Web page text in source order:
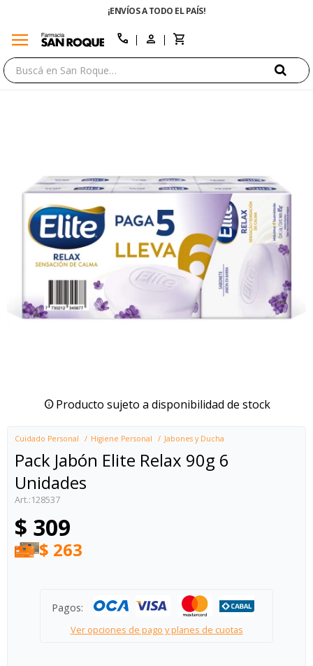
¡ENVÍOS A TODO EL PAÍS!
menu call
Producto sujeto a disponibilidad de stock
Cuidado Personal Higiene Personal Jabones y Ducha
Pack Jabón Elite Relax 90g 6
Unidades
128537
$ 309
$ 263
Pagos:
Ver opciones de pago y planes de cuotas
close